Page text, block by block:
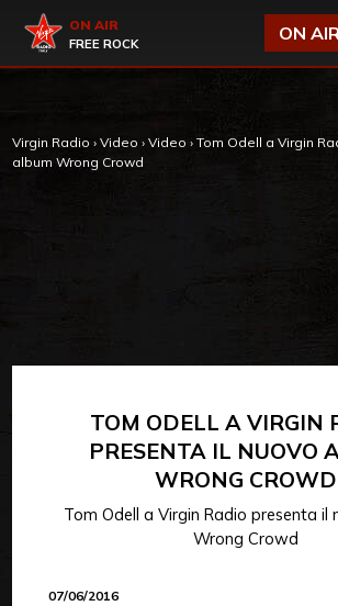
Virgin Radio
ON AIR
FREE ROCK
ON
Virgin Radio › Video › Video › Tom Odell a Virgin
album Wrong Crowd
TOM ODELL A VIRGIN
PRESENTA IL NUOVO
WRONG CROWD
Tom Odell a Virgin Radio presenta il
Wrong Crowd
07/06/2016